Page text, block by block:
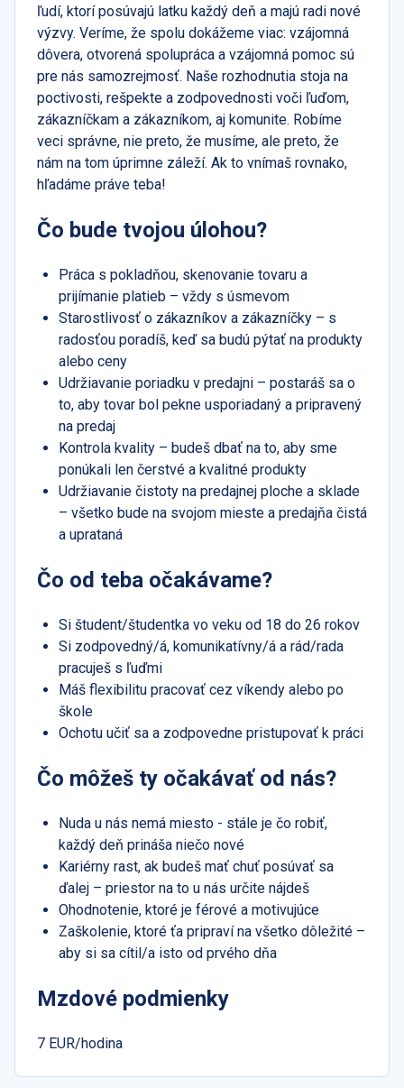
ľudí, ktorí posúvajú latku každý deň a majú radi nové
výzvy. Veríme, že spolu dokážeme viac: vzájomná
dôvera, otvorená spolupráca a vzájomná pomoc sú
pre nás samozrejmosť. Naše rozhodnutia stoja na
poctivosti, rešpekte a zodpovednosti voči ľuďom,
zákazníčkam a zákazníkom, aj komunite. Robíme
veci správne, nie preto, že musíme, ale preto, že
nám na tom úprimne záleží. Ak to vnímaš rovnako,
hľadáme práve teba!
Čo bude tvojou úlohou?
Práca s pokladňou, skenovanie tovaru a
prijímanie platieb – vždy s úsmevom
Starostlivosť o zákazníkov a zákazníčky – s
radosťou poradíš, keď sa budú pýtať na produkty
alebo ceny
Udržiavanie poriadku v predajni – postaráš sa o
to, aby tovar bol pekne usporiadaný a pripravený
na predaj
Kontrola kvality – budeš dbať na to, aby sme
ponúkali len čerstvé a kvalitné produkty
Udržiavanie čistoty na predajnej ploche a sklade
– všetko bude na svojom mieste a predajňa čistá
a uprataná
Čo od teba očakávame?
Si študent/študentka vo veku od 18 do 26 rokov
Si zodpovedný/á, komunikatívny/á a rád/rada
pracuješ s ľuďmi
Máš flexibilitu pracovať cez víkendy alebo po
škole
Ochotu učiť sa a zodpovedne pristupovať k práci
Čo môžeš ty očakávať od nás?
Nuda u nás nemá miesto - stále je čo robiť,
každý deň prináša niečo nové
Kariérny rast, ak budeš mať chuť posúvať sa
ďalej – priestor na to u nás určite nájdeš
Ohodnotenie, ktoré je férové a motivujúce
Zaškolenie, ktoré ťa pripraví na všetko dôležité –
aby si sa cítil/a isto od prvého dňa
Mzdové podmienky
7 EUR/hodina